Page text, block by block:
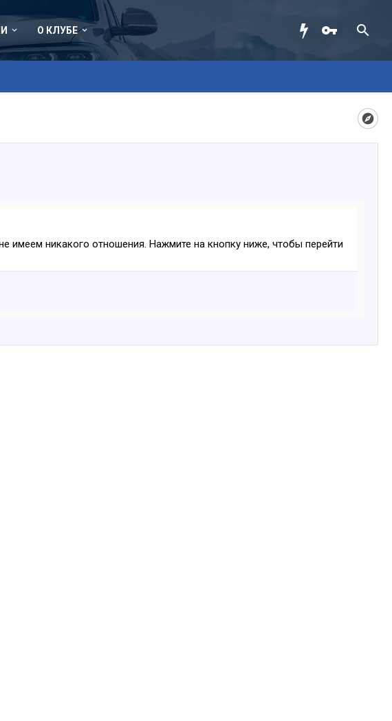
О КЛУБЕ
имеем никакого отношения. Нажмите на кнопку ниже, чтобы перейти